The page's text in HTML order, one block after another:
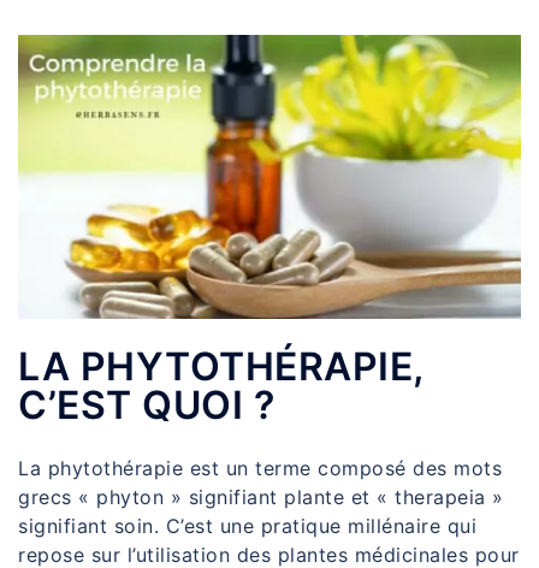
LA PHYTOTHÉRAPIE,
C’EST QUOI ?
La phytothérapie est un terme composé des mots
grecs « phyton » signifiant plante et « therapeia »
signifiant soin. C’est une pratique millénaire qui
repose sur l’utilisation des plantes médicinales pour